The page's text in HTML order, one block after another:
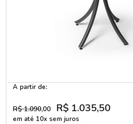
A partir de:
R$ 1.090,00 R$ 1.035,50
em até 10x sem juros